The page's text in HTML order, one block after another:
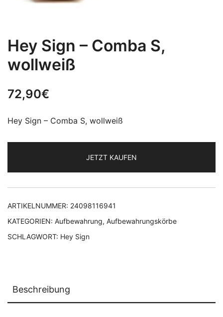
Hey Sign – Comba S,
wollweiß
72,90€
Hey Sign – Comba S, wollweiß
JETZT KAUFEN
ARTIKELNUMMER: 24098116941
KATEGORIEN: Aufbewahrung, Aufbewahrungskörbe
SCHLAGWORT: Hey Sign
Beschreibung